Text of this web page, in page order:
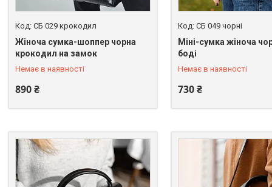
СБ 029 крокодил
Жіноча сумка-шоппер чорна
крокодил на замок
Немає в наявності
890 ₴
+380 (67) 246-45-31
СБ 049 чорні
Міні-сумка жіноча
боді
Немає в наявності
730 ₴
+380 (67) 246-45-31